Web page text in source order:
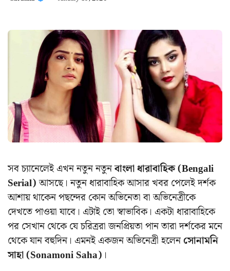
সব চ্যানেলেই এখন নতুন নতুনবাংলা ধারাবাহিক (Bengali
Serial)আসছে। নতুন ধারাবাহিক আসার খবর পেলেই দর্শক
আশায় থাকেন পছন্দের কোন অভিনেতা বা অভিনেত্রীকে
দেখতে পাওয়া যাবে। এটাই তো স্বাভাবিক। একটা ধারাবাহিকে
পর সেখান থেকে যে চরিত্ররা জনপ্রিয়তা পান তারা দর্শকের মনে
থেকে যান বহুদিন। এমনই একজন অভিনেত্রী হলেনসোনামনি
সাহা (Sonamoni Saha) ।